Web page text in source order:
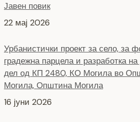
Јавен повик
22 мај 2026
Урбанистички проект за село, за
градежна парцела и разработка
дел од КП 2480, КО Могила во
Могила, Општина Могила
16 јуни 2026